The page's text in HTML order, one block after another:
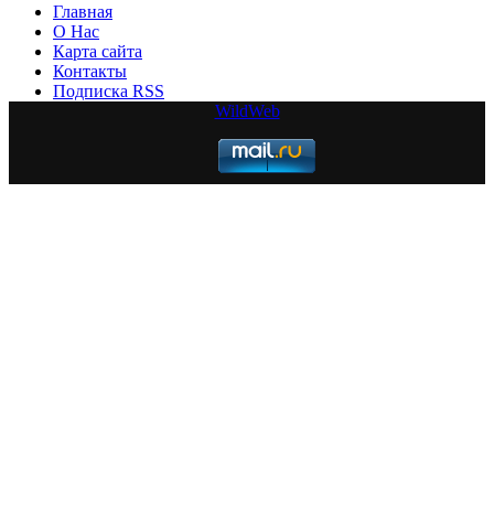
Главная
О Нас
Карта сайта
Контакты
Подписка RSS
WildWeb